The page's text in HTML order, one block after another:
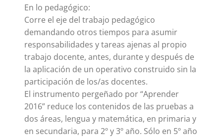
En lo pedagógico:
Corre el eje del trabajo pedagógico
demandando otros tiempos para asumir
responsabilidades y tareas ajenas al propio
trabajo docente, antes, durante y después de
la aplicación de un operativo construido sin la
participación de los/as docentes.
El instrumento pergeñado por “Aprender
2016” reduce los contenidos de las pruebas a
dos áreas, lengua y matemática, en primaria y
en secundaria, para 2º y 3º año. Sólo en 5º año